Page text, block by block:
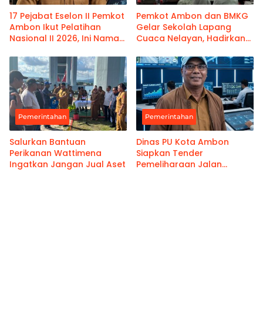
17 Pejabat Eselon II Pemkot
Ambon Ikut Pelatihan
Nasional II 2026, Ini Nama-
Pemkot Ambon dan BMKG
Gelar Sekolah Lapang
Cuaca Nelayan, Hadirkan
Pemerintahan
Salurkan Bantuan
Perikanan Wattimena
Ingatkan Jangan Jual Aset
Pemerintahan
Dinas PU Kota Ambon
Siapkan Tender
Pemeliharaan Jalan